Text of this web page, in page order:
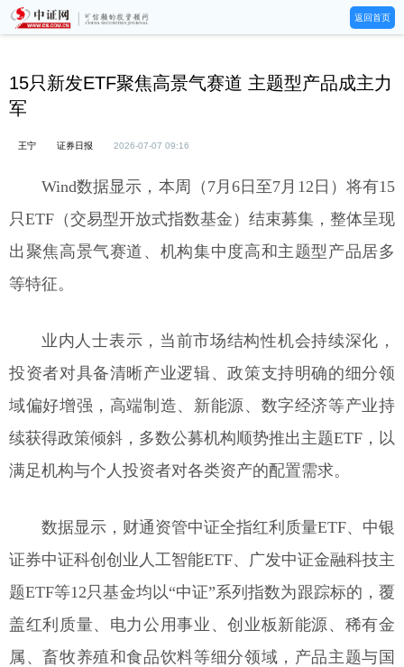
返回首页
15只新发ETF聚焦高景气赛道 主题型产品成主力
军
王宁 证券日报 2026-07-07 09:16
Wind数据显示，本周（7月6日至7月12日）将有15
只ETF（交易型开放式指数基金）结束募集，整体呈现
出聚焦高景气赛道、机构集中度高和主题型产品居多
等特征。
业内人士表示，当前市场结构性机会持续深化，
投资者对具备清晰产业逻辑、政策支持明确的细分领
域偏好增强，高端制造、新能源、数字经济等产业持
续获得政策倾斜，多数公募机构顺势推出主题ETF，以
满足机构与个人投资者对各类资产的配置需求。
数据显示，财通资管中证全指红利质量ETF、中银
证券中证科创创业人工智能ETF、广发中证金融科技主
题ETF等12只基金均以“中证”系列指数为跟踪标的，覆
盖红利质量、电力公用事业、创业板新能源、稀有金
属、畜牧养殖和食品饮料等细分领域，产品主题与国